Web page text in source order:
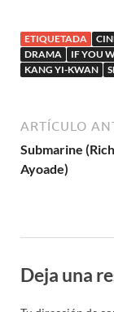
ETIQUETADA
DRAMA
IF YOU
KANG YI-KWAN
ARTÍCULO
Submarine
Ayoade)
Deja una